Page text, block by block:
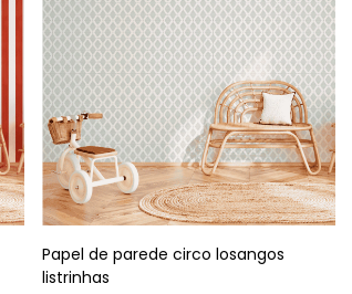
Papel de parede circo losangos
listrinhas